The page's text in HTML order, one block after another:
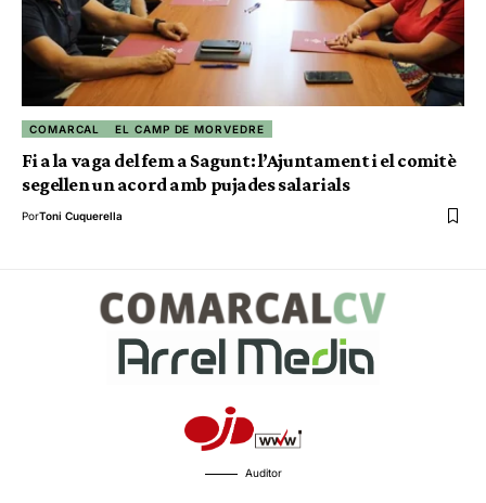
COMARCAL EL CAMP DE MORVEDRE
Fi a la vaga del fem a Sagunt: l’Ajuntament i el comitè
segellen un acord amb pujades salarials
PorToni Cuquerella
Auditor